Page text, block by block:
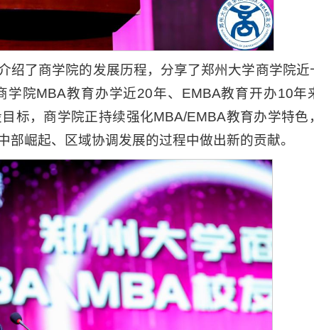
绍了商学院的发展历程，分享了郑州大学商学院近
院MBA教育办学近20年、EMBA教育开办10年
标，商学院正持续强化MBA/EMBA教育办学特色
崛起、区域协调发展的过程中做出新的贡献。